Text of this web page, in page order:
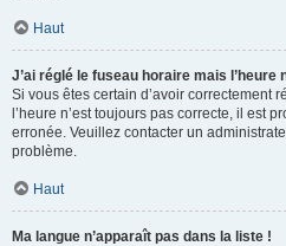
Haut
J’ai réglé le fuseau horaire mais l’heure
Si vous êtes certain d’avoir correctement
l’heure n’est toujours pas correcte, il est
erronée. Veuillez contacter un
problème.
Haut
Ma langue n’apparaît pas dans la liste !